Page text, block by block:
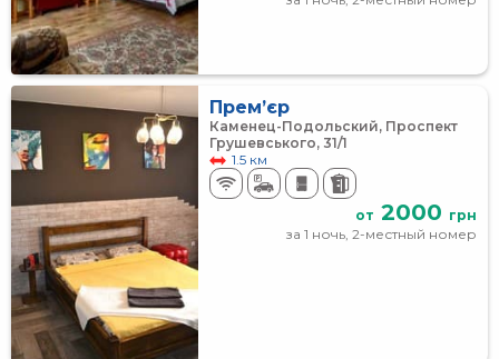
Прем’єр
Каменец-Подольский, Проспект
Грушевського, 31/1
1.5 км
от 2000 грн
за 1 ночь, 2-местный номер